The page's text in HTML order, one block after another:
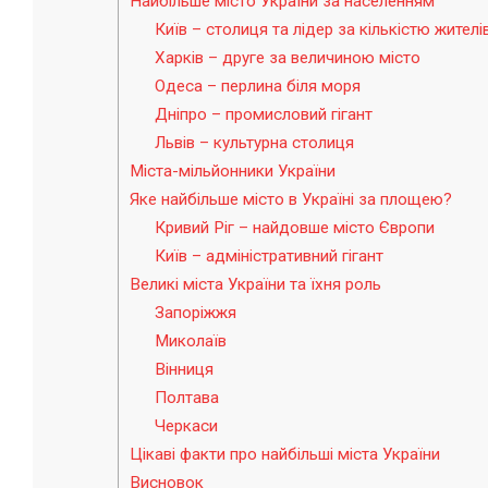
Київ – столиця та лідер за кількістю
Харків – друге за величиною місто
Одеса – перлина біля моря
Дніпро – промисловий гігант
Львів – культурна столиця
Міста-мільйонники України
Яке найбільше місто в Україні за площею?
Кривий Ріг – найдовше місто Європи
Київ – адміністративний гігант
Великі міста України та їхня роль
Запоріжжя
Миколаїв
Вінниця
Полтава
Черкаси
Цікаві факти про найбільші міста України
Висновок